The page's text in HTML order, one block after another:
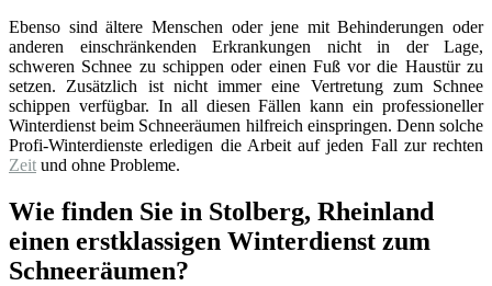
Ebenso sind ältere Menschen oder jene mit Behinderungen oder
anderen einschränkenden Erkrankungen nicht in der Lage,
schweren Schnee zu schippen oder einen Fuß vor die Haustür zu
setzen. Zusätzlich ist nicht immer eine Vertretung zum Schnee
schippen verfügbar. In all diesen Fällen kann ein professioneller
Winterdienst beim Schneeräumen hilfreich einspringen. Denn solche
Profi-Winterdienste erledigen die Arbeit auf jeden Fall zur rechten
Zeit und ohne Probleme.
Wie finden Sie in Stolberg, Rheinland
einen erstklassigen Winterdienst zum
Schneeräumen?